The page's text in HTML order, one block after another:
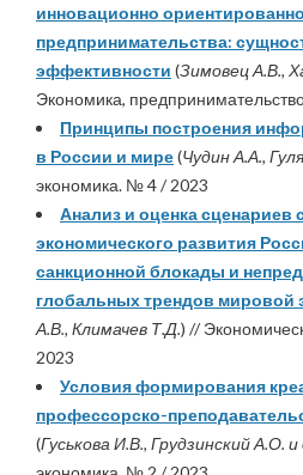
инновационно
предпринимательства:
эффективности (Зимовец А.В.,
Экономика,
Принципы построения
в России и мире(Чудин А.А.,
экономика. № 4 / 2023
Анализ и оценка сценариев
экономического развития
санкционной блокады и
глобальных трендов мировой
А.В., Климачев Т.Д.) //
2023
Условия формирования
профессорско-
(Гуськова И.В., Грудзинский А.О. и